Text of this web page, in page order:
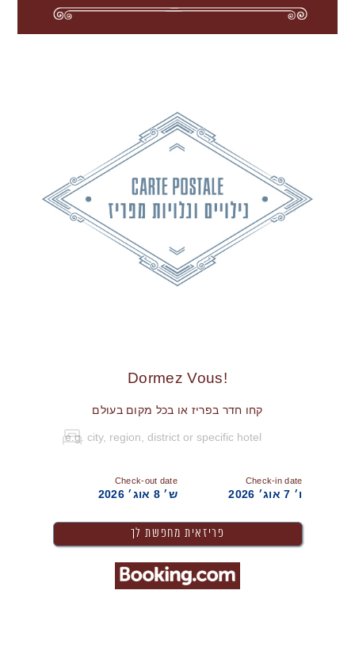
!Dormez Vous
קחו חדר בפריז או בכל מקום בעולם
Check-in date
ו׳ 7 אוג׳ 2026
Check-out date
ש׳ 8 אוג׳ 2026